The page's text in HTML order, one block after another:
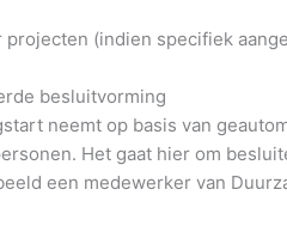
projecten (indien specifiek
besluitvorming
neemt op basis van
Het gaat hier om
een medewerker van